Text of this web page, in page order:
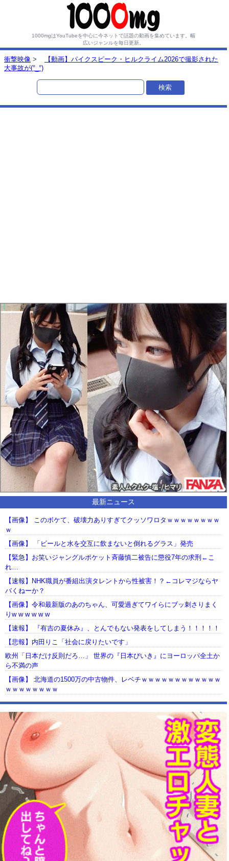
1000mgはYouTubeを中心に今ネットで話題の動画を集めています。 幅
広いジャンルを毎日更新。
衝撃映像 >
【動画】パイクスピーク・ヒルクライム2026で撮影された
大事故が(°_°)
最新ニュース
【画像】 このボケて、破壊力ありすぎてクッソワロタｗｗｗｗｗｗｗｗ
ｗ
【画像】 「ビールと水を交互に飲まないと倒れるグラス」発売
【緊急】お笑いジャングルポケット斉藤慎二被告に懲役7年の求刑←こ
れ…
【速報】NHK職員が番組出演タレントから性被害！？←コレマジならヤ
バくねーか？
【画像】令和最新版のあのちゃん、可愛過ぎてワイらにブッ刺さりまく
りw w w w w w
【速報】 『有吉の夏休み』、とんでもない発表をしてしまう！！！！！
【悲報】内田りこ「社会に戻りたいです」
欧州「日本だけ反則だろ…」 世界の『日本びいき』にヨーロッパ全土か
ら不満の声
【画像】 北海道の1500万の中古物件、レベチｗｗｗｗｗｗｗｗｗｗｗｗ
ｗｗｗｗｗｗｗｗ
【動画】USJの禁止エリアに子どもたちが続々乱入 → スタッフが注意し
ても止まらない事態に
Powered by livedoor 相互RSS